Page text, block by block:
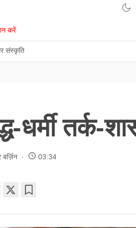
संस्कृति
करें
धर्मी तर्क-
03:34